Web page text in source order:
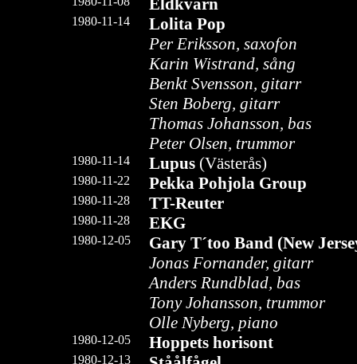
Eldkvarn
1980-11-14
Lolita Pop
Per Eriksson, saxofon
Karin Wistrand, sång
Benkt Svensson, gitarr
Sten Boberg, gitarr
Thomas Johansson, bas
Peter Olsen, trummor
1980-11-14 Lupus (Västerås)
1980-11-22 Pekka Pohjola Group
1980-11-28 TT-Reuter
1980-11-28 EKG
1980-12-05
Gary T´too Band (New
Jonas Fornander, gitarr
Anders Rundblad, bas
Tony Johansson, trummor
Olle Nyberg, piano
1980-12-05 Hoppets horisont
1980-12-13